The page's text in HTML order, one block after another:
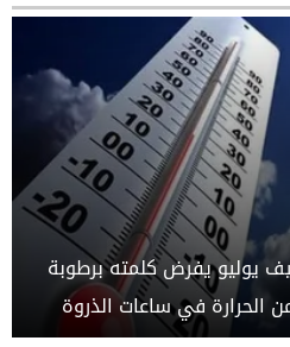
يوليو يفرض كلمته برطوبة
الحرارة في ساعات الذروة